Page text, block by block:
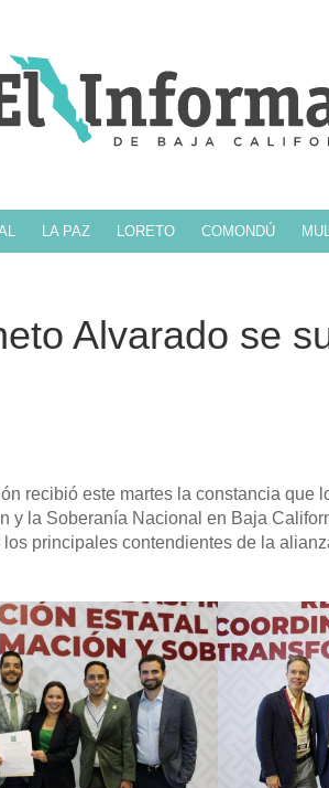
LA PAZ LORETO COMONDÚ
Alvarado se
recibió este martes la constancia que
y la Soberanía Nacional en Baja
principales contendientes de la